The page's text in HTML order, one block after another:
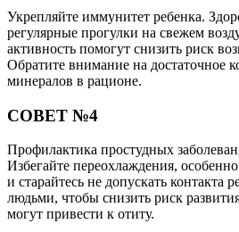
Укрепляйте иммунитет ребенка.
регулярные прогулки на свежем
активность помогут снизить риск
Обратите внимание на достаточное
минералов в рационе.
СОВЕТ №4
Профилактика простудных
Избегайте переохлаждения,
и старайтесь не допускать контакта
людьми, чтобы снизить риск
могут привести к отиту.